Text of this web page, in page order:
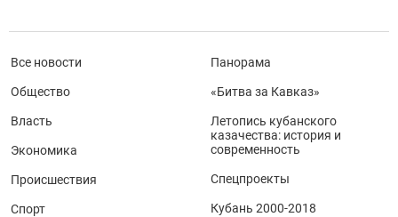
Все новости
Общество
Власть
Экономика
Происшествия
Спорт
Панорама
«Битва за Кавказ»
Летопись кубанского
казачества: история и
современность
Спецпроекты
Кубань 2000-2018